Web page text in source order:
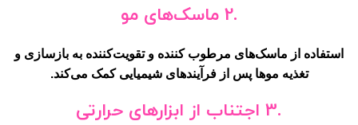
.2 ماسک‌های مو
استفاده از ماسک‌های مرطوب کننده و تقویت‌کننده به بازسازی و
تغذیه موها پس از فرآیندهای شیمیایی کمک می‌کند.
.3 اجتناب از ابزارهای حرارتی